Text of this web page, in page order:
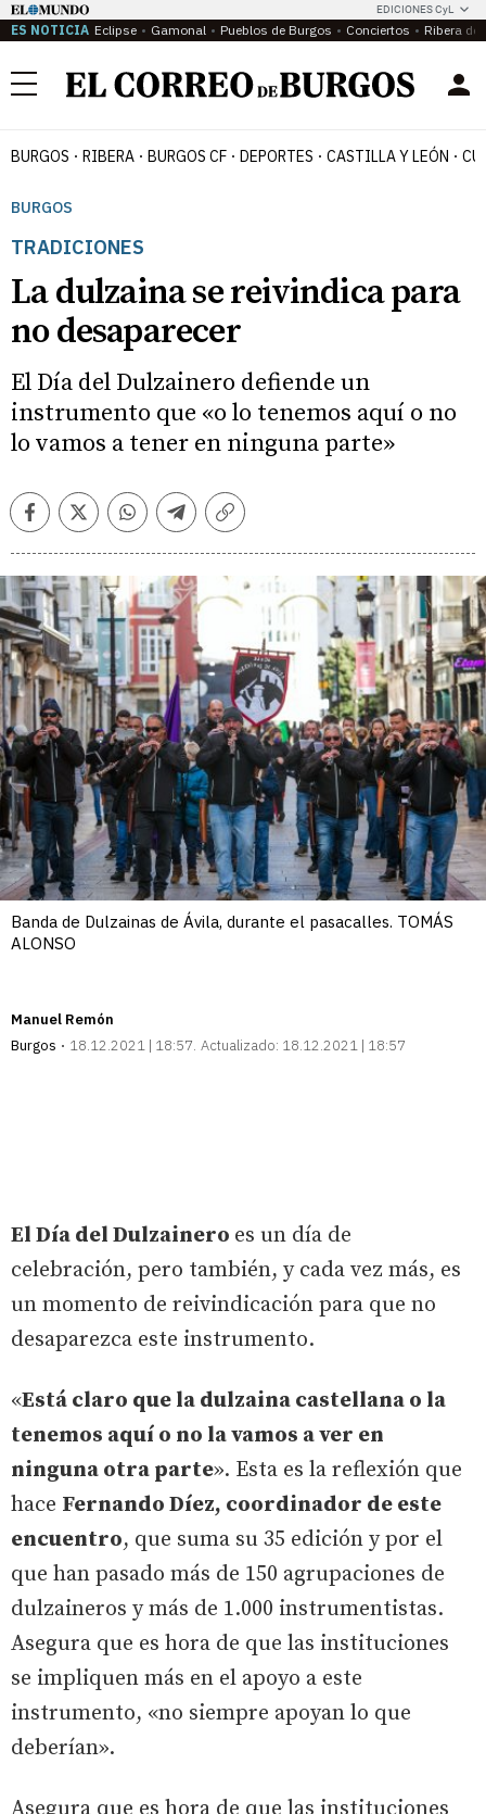
EDICIONES CyL
ES NOTICIA Eclipse Gamonal Pueblos de Burgos Conciertos Ribera del
Menú
BURGOS RIBERA BURGOS CF DEPORTES CASTILLA Y LEÓN
BURGOS
TRADICIONES
La dulzaina se reivindica para
no desaparecer
El Día del Dulzainero defiende un
instrumento que «o lo tenemos aquí o no
lo vamos a tener en ninguna parte»
FacebookTwitterWhatsappTelegramCopiar
Banda de Dulzainas de Ávila, durante el pasacalles. TOMÁS
ALONSO
Manuel Remón
Burgos
18.12.2021 | 18:57 Actualizado: 18.12.2021 | 18:57
El Día del Dulzainero es un día de
celebración, pero también, y cada vez más, es
un momento de reivindicación para que no
desaparezca este instrumento.
«Está claro que la dulzaina castellana o la
tenemos aquí o no la vamos a ver en
ninguna otra parte». Esta es la reflexión que
hace Fernando Díez, coordinador de este
encuentro, que suma su 35 edición y por el
que han pasado más de 150 agrupaciones de
dulzaineros y más de 1.000 instrumentistas.
Asegura que es hora de que las instituciones
se impliquen más en el apoyo a este
instrumento, «no siempre apoyan lo que
deberían».